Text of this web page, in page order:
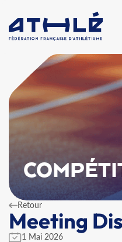
Retour
Meeting
1 Mai 2026